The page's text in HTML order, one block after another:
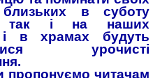
в суботу
так і на наших
і в храмах будуть
урочисті
пропонуємо читачам